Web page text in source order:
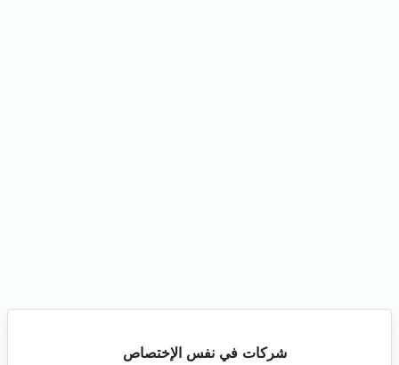
شركات في نفس الإختصاص